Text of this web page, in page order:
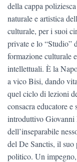
della cappa
naturale e artistica
culturale, per i suoi
private e lo “Studio”
formazione culturale
intellettuali. È la
a vico Bisi, dando
quel ciclo di lezioni
consacra educatore
introduttivo Giovanni
dell’inseparabile
del De Sanctis, il
politico. Un